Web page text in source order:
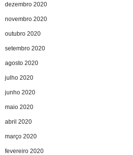
dezembro 2020
novembro 2020
outubro 2020
setembro 2020
agosto 2020
julho 2020
junho 2020
maio 2020
abril 2020
março 2020
fevereiro 2020